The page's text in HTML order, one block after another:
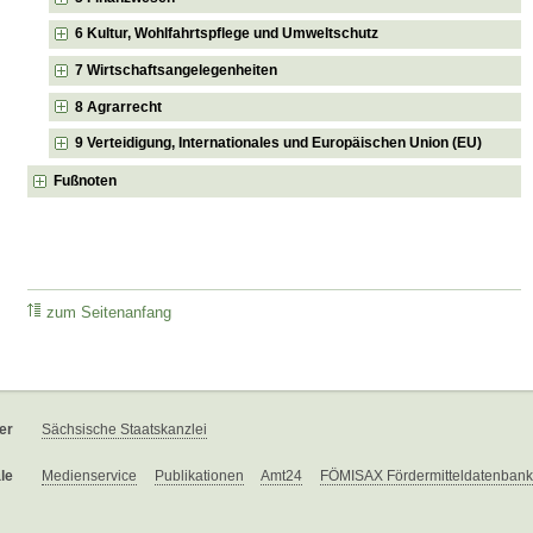
6 Kultur, Wohlfahrtspflege und Umweltschutz
7 Wirtschaftsangelegenheiten
8 Agrarrecht
9 Verteidigung, Internationales und Europäischen Union (EU)
Fußnoten
zum Seitenanfang
Sächsische Staatskanzlei
Medienservice Publikationen Amt24 FÖMISAX Fördermitteldatenbank